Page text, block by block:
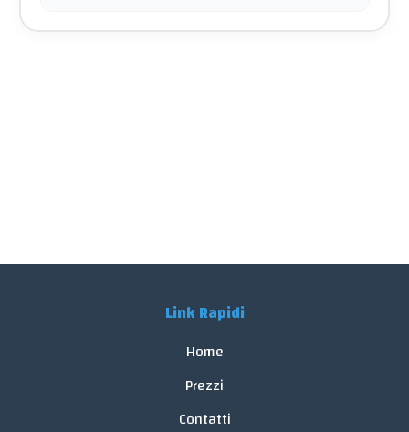
Link Rapidi
Home
Prezzi
Contatti